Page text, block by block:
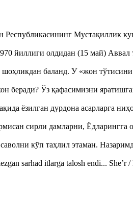
Республикасининг
йиллиги олдидан (15 май) Аввал
баланд. У «жон
беради? Ўз қафасимизни
ёзилган дурдона асарларга
сирли дамларни,
кўп таҳлил этаман.
sarhad itlarga talosh endi... She’r